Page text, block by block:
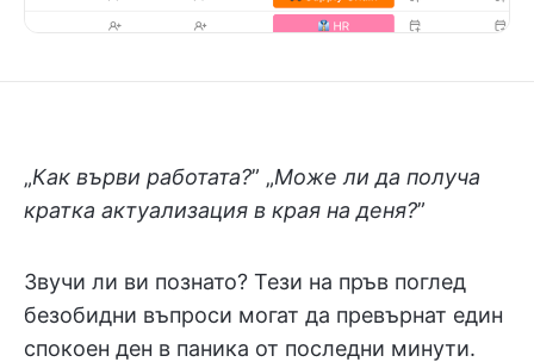
„Как върви работата?” „Може ли да получа
кратка актуализация в края на деня?”
Звучи ли ви познато? Тези на пръв поглед
безобидни въпроси могат да превърнат един
спокоен ден в паника от последни минути.